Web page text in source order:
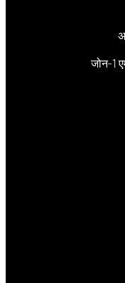
जोन-1